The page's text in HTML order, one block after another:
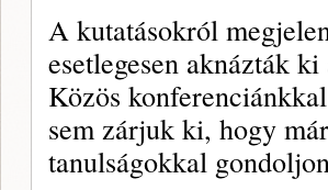
A kutatásokról
esetlegesen aknázták
Közös
sem zárjuk ki, hogy
tanulságokkal